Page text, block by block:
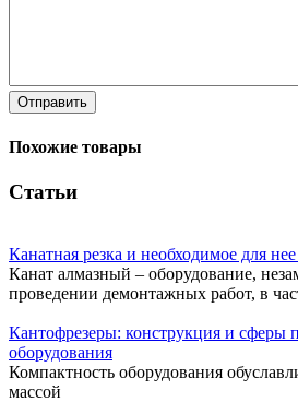
Отправить
Похожие товары
Статьи
Канатная резка и необходимое для
Канат алмазный – оборудование,
проведении демонтажных работ, в
Кантофрезеры: конструкция и сферы
оборудования
Компактность оборудования
массой